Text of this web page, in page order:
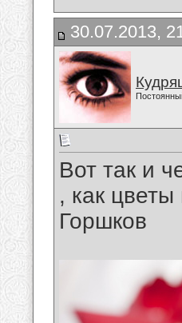
30.07.2013,
Вот так и
, как цветы
Горшков